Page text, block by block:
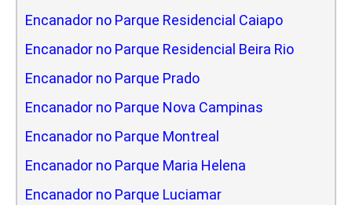
Encanador no Parque Residencial Caiapo
Encanador no Parque Residencial Beira Rio
Encanador no Parque Prado
Encanador no Parque Nova Campinas
Encanador no Parque Montreal
Encanador no Parque Maria Helena
Encanador no Parque Luciamar